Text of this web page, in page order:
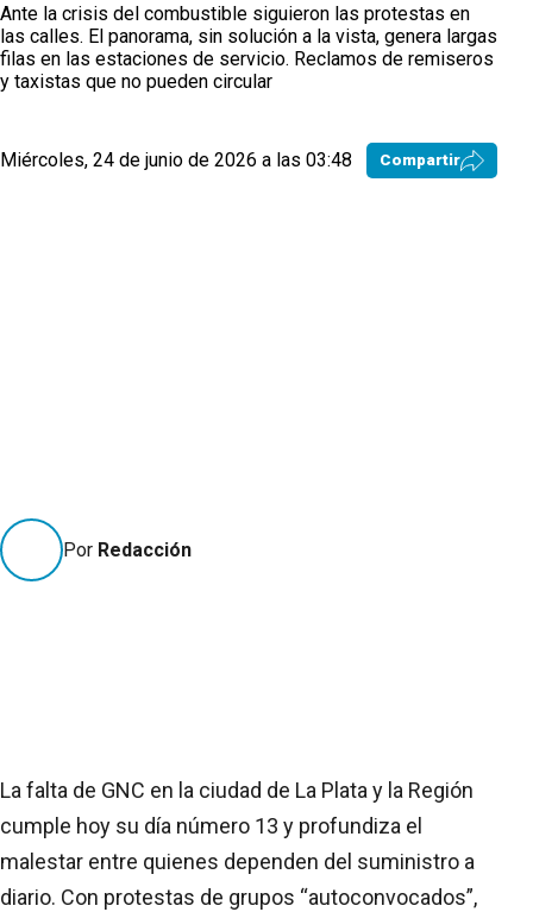
Ante la crisis del combustible siguieron las protestas en
las calles. El panorama, sin solución a la vista, genera largas
filas en las estaciones de servicio. Reclamos de remiseros
y taxistas que no pueden circular
Miércoles, 24 de junio de 2026 a las 03:48 Compartir
Por Redacción
La falta de GNC en la ciudad de La Plata y la Región
cumple hoy su día número 13 y profundiza el
malestar entre quienes dependen del suministro a
diario. Con protestas de grupos “autoconvocados”,